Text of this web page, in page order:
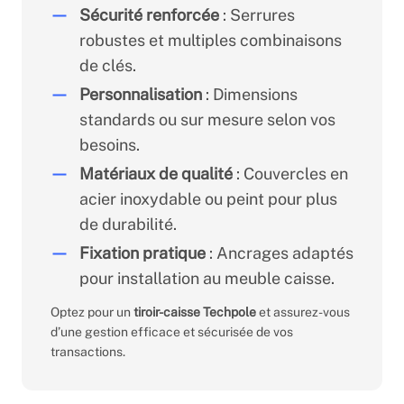
Sécurité renforcée : Serrures
robustes et multiples combinaisons
de clés.
Personnalisation : Dimensions
standards ou sur mesure selon vos
besoins.
Matériaux de qualité : Couvercles en
acier inoxydable ou peint pour plus
de durabilité.
Fixation pratique : Ancrages adaptés
pour installation au meuble caisse.
Optez pour un tiroir-caisse Techpoleet assurez-vous
d’une gestion efficace et sécurisée de vos
transactions.